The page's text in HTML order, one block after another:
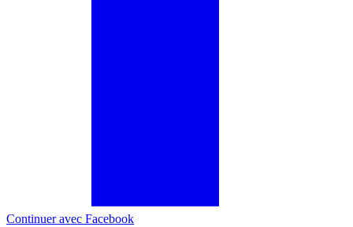
Continuer avec Facebook